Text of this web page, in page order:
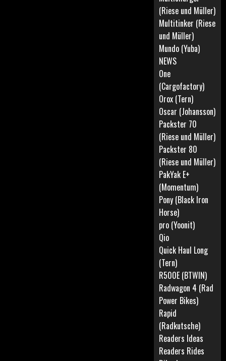
(Riese und Müller)
Multitinker (Riese
und Müller)
Mundo (Yuba)
NEWS
One
(Cargofactory)
Orox (Tern)
Oscar (Johansson)
Packster 70
(Riese und Müller)
Packster 80
(Riese und Müller)
PakYak E+
(Momentum)
Pony (Black Iron
Horse)
pro (Yoonit)
Qio
Quick Haul Long
(Tern)
R500E (BTWIN)
Radwagon 4 (Rad
Power Bikes)
Rapid
(Radkutsche)
Readers Ideas
Readers Rides